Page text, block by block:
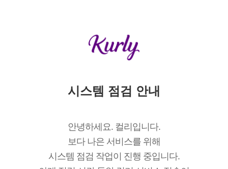
시스템 점검 안내
안녕하세요. 컬리입니다.
보다 나은 서비스를 위해
시스템 점검 작업이 진행 중입니다.